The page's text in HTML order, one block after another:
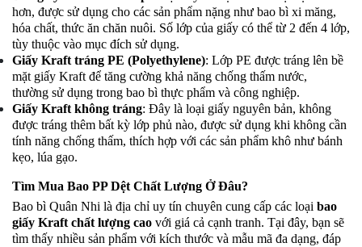
hơn, được sử dụng cho các sản phẩm nặng như bao bì xi măng,
hóa chất, thức ăn chăn nuôi. Số lớp của giấy có thể từ 2 đến 4 lớp,
tùy thuộc vào mục đích sử dụng.
Giấy Kraft tráng PE (Polyethylene): Lớp PE được tráng lên bề
mặt giấy Kraft để tăng cường khả năng chống thấm nước,
thường sử dụng trong bao bì thực phẩm và công nghiệp.
Giấy Kraft không tráng: Đây là loại giấy nguyên bản, không
được tráng thêm bất kỳ lớp phủ nào, được sử dụng khi không cần
tính năng chống thấm, thích hợp với các sản phẩm khô như bánh
kẹo, lúa gạo.
Tìm Mua Bao PP Dệt Chất Lượng Ở Đâu?
Bao bì Quân Nhi là địa chỉ uy tín chuyên cung cấp các loại bao
giấy Kraft chất lượng cao với giá cả cạnh tranh. Tại đây, bạn sẽ
tìm thấy nhiều sản phẩm với kích thước và mẫu mã đa dạng, đáp